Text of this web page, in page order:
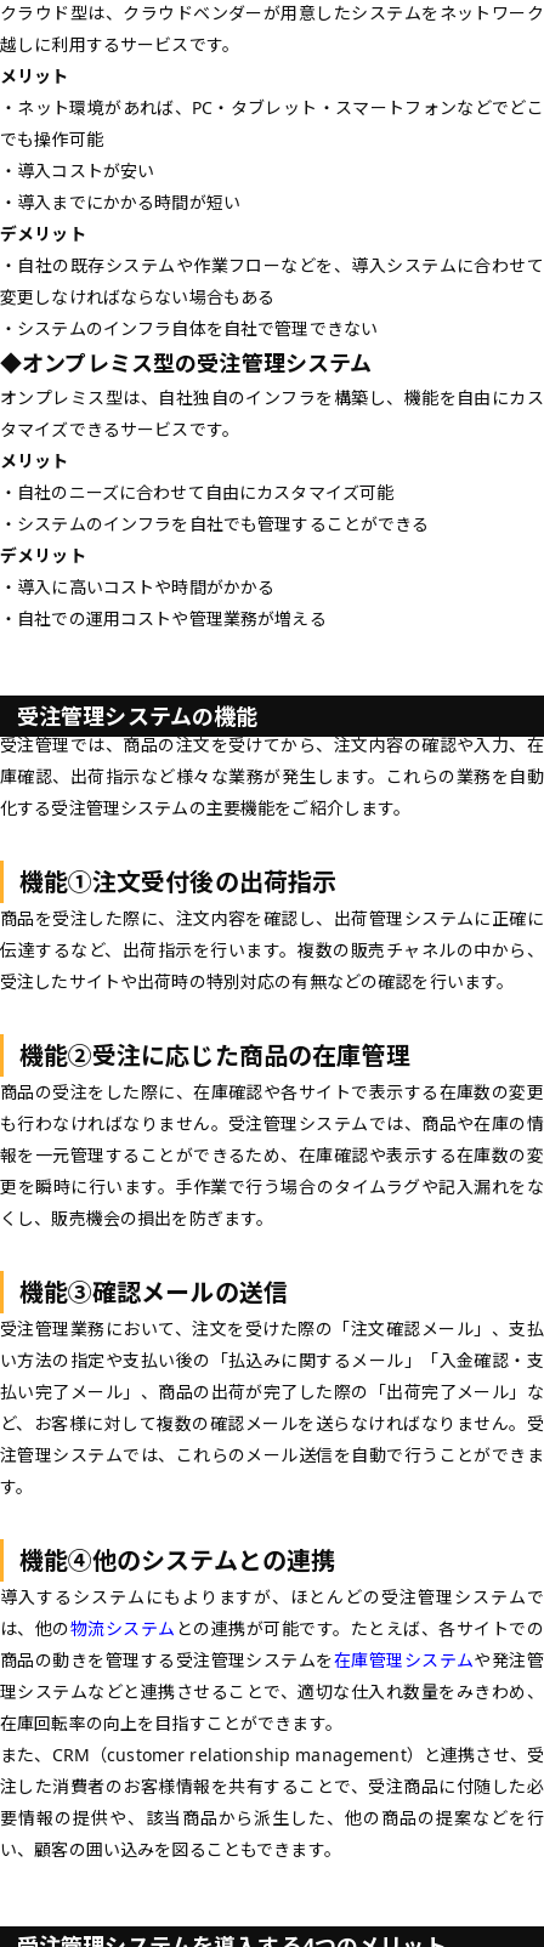
クラウド型は、クラウドベンダーが用意したシステムをネットワーク
越しに利用するサービスです。
メリット
・ネット環境があれば、PC・タブレット・スマートフォンなどでどこ
でも操作可能
・導入コストが安い
・導入までにかかる時間が短い
デメリット
・自社の既存システムや作業フローなどを、導入システムに合わせて
変更しなければならない場合もある
・システムのインフラ自体を自社で管理できない
◆オンプレミス型の受注管理システム
オンプレミス型は、自社独自のインフラを構築し、機能を自由にカス
タマイズできるサービスです。
メリット
・自社のニーズに合わせて自由にカスタマイズ可能
・システムのインフラを自社でも管理することができる
デメリット
・導入に高いコストや時間がかかる
・自社での運用コストや管理業務が増える
受注管理システムの機能
受注管理では、商品の注文を受けてから、注文内容の確認や入力、在
庫確認、出荷指示など様々な業務が発生します。これらの業務を自動
化する受注管理システムの主要機能をご紹介します。
機能①注文受付後の出荷指示
商品を受注した際に、注文内容を確認し、出荷管理システムに正確に
伝達するなど、出荷指示を行います。複数の販売チャネルの中から、
受注したサイトや出荷時の特別対応の有無などの確認を行います。
機能②受注に応じた商品の在庫管理
商品の受注をした際に、在庫確認や各サイトで表示する在庫数の変更
も行わなければなりません。受注管理システムでは、商品や在庫の情
報を一元管理することができるため、在庫確認や表示する在庫数の変
更を瞬時に行います。手作業で行う場合のタイムラグや記入漏れをな
くし、販売機会の損出を防ぎます。
機能③確認メールの送信
受注管理業務において、注文を受けた際の「注文確認メール」、支払
い方法の指定や支払い後の「払込みに関するメール」「入金確認・支
払い完了メール」、商品の出荷が完了した際の「出荷完了メール」な
ど、お客様に対して複数の確認メールを送らなければなりません。受
注管理システムでは、これらのメール送信を自動で行うことができま
す。
機能④他のシステムとの連携
導入するシステムにもよりますが、ほとんどの受注管理システムで
は、他の物流システム との連携が可能です。たとえば、各サイトでの
商品の動きを管理する受注管理システムを在庫管理システムや発注管
理システムなどと連携させることで、適切な仕入れ数量をみきわめ、
在庫回転率の向上を目指すことができます。
また、CRM（customer relationship management）と連携させ、受
注した消費者のお客様情報を共有することで、受注商品に付随した必
要情報の提供や、該当商品から派生した、他の商品の提案などを行
い、顧客の囲い込みを図ることもできます。